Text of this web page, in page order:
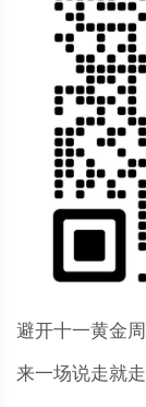
避开十一黄金周
来一场说走就